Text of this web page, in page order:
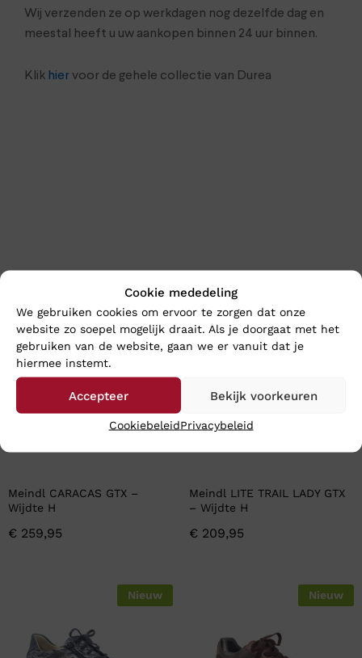
Cookie mededeling
We gebruiken cookies om ervoor te zorgen dat onze
website zo soepel mogelijk draait. Als je doorgaat met het
gebruiken van de website, gaan we er vanuit dat je
hiermee instemt.
Accepteer Bekijk voorkeuren
CookiebeleidPrivacybeleid
Wij verzenden ze op werkdagen nog dezelfde dag en
meestal heeft u uw aankopen binnen 24 uur binnen.
Klik hiervoor de gehele collectie van Durea
En wat vind u van deze?
Nieuw
Meindl CARACAS GTX –
Wijdte H
€ 259,95
Meindl LITE TRAIL LADY GTX
– Wijdte H
€ 209,95
Nieuw Nieuw